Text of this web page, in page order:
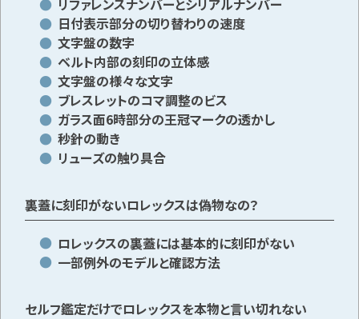
リファレンスナンバーとシリアルナンバー
日付表示部分の切り替わりの速度
文字盤の数字
ベルト内部の刻印の立体感
文字盤の様々な文字
ブレスレットのコマ調整のビス
ガラス面6時部分の王冠マークの透かし
秒針の動き
リューズの触り具合
裏蓋に刻印がないロレックスは偽物なの？
ロレックスの裏蓋には基本的に刻印がない
一部例外のモデルと確認方法
セルフ鑑定だけでロレックスを本物と言い切れない